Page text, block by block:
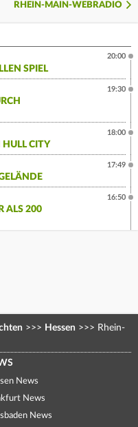
RHEIN-MAIN-WEBRADIO
SPIEL
20:00
19:30
HULL CITY
18:00
17:49
ALS 200
16:50
>>> Hessen >>> Rhein-
News
News
News